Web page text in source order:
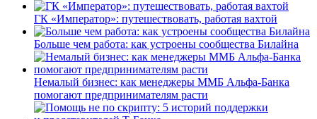
ГК «Император»: путешествовать, работая вахтой
Больше чем работа: как устроены сообщества Билайна
Немалый бизнес: как менеджеры ММБ Альфа-Банка
помогают предпринимателям расти